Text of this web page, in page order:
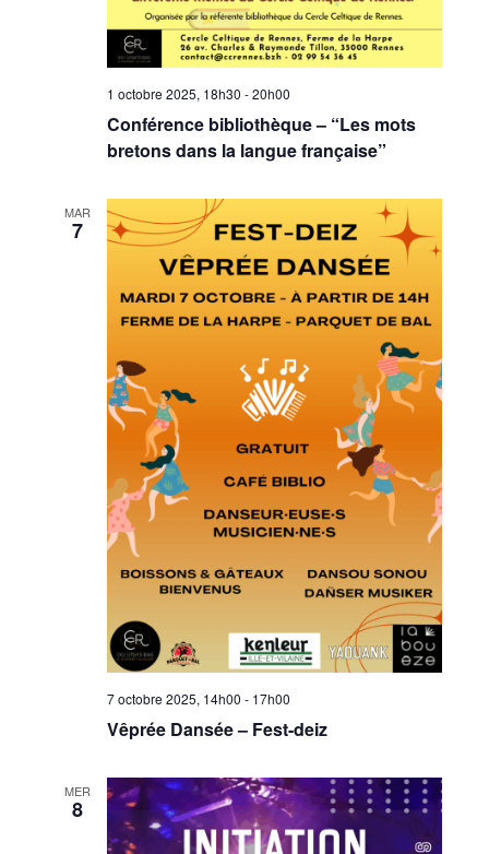
1 octobre 2025, 18h30 -20h00
Conférence bibliothèque – “Les mots
bretons dans la langue française”
MAR
7
7 octobre 2025, 14h00 - 17h00
Vêprée Dansée – Fest-deiz
MER
8